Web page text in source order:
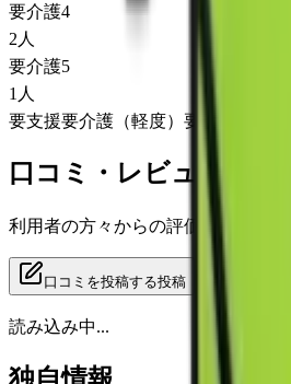
要介護4
2 人
要介護5
1 人
要支援要介護（軽度） 要介護（重度
口コミ・レビュー
利用者の方々からの評価をご覧い
口コミを投稿する投稿
読み込み中...